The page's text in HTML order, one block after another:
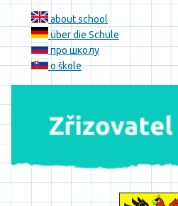
about school
über die Schule
про школу
o škole